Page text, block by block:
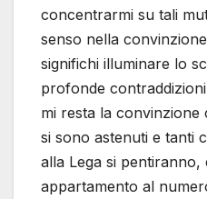
concentrarmi su tali
senso nella
significhi illuminare lo
profonde
mi resta la convinzione
si sono astenuti e tanti
alla Lega si
appartamento al